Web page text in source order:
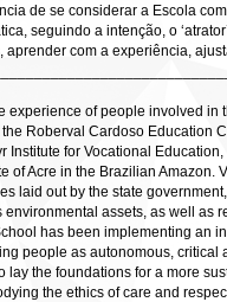
de se considerar a Escola
seguindo a intenção, o
aprender com a experiência,
experience of people involved in
Roberval Cardoso Education
Institute for Vocational
of Acre in the Brazilian Amazon.
laid out by the state
environmental assets, as well as
has been implementing an
people as autonomous, critical
lay the foundations for a more
the ethics of care and